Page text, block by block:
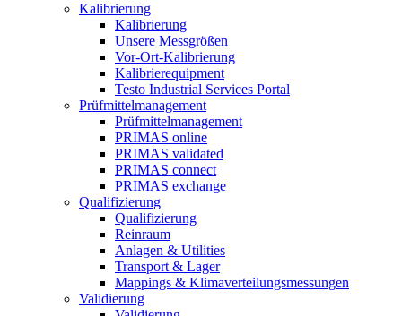
Kalibrierung
Kalibrierung
Unsere Messgrößen
Vor-Ort-Kalibrierung
Kalibrierequipment
Testo Industrial Services Portal
Prüfmittelmanagement
Prüfmittelmanagement
PRIMAS online
PRIMAS validated
PRIMAS connect
PRIMAS exchange
Qualifizierung
Qualifizierung
Reinraum
Anlagen & Utilities
Transport & Lager
Mappings & Klimaverteilungsmessungen
Validierung